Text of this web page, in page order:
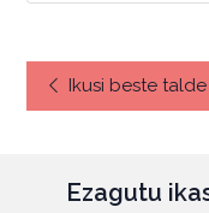
Ikusi beste
Ezagutu